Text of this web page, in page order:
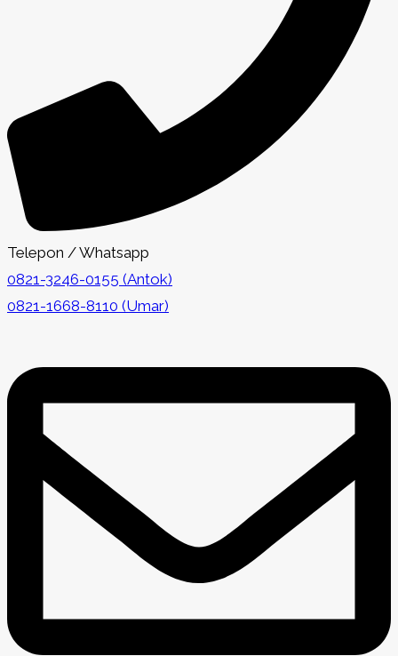
Telepon / Whatsapp
0821-3246-0155 (Antok)
0821-1668-8110 (Umar)